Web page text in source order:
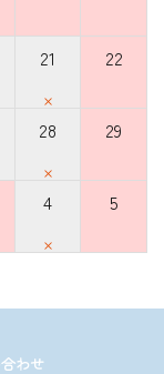
21
×
22
28
×
29
4
×
5
わせ